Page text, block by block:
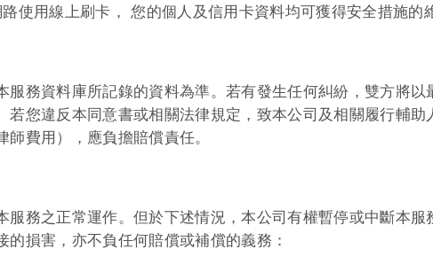
使用線上刷卡， 您的個人及信用卡資料均可獲得安全措施的
務資料庫所記錄的資料為準。若有發生任何糾紛，雙方將以
您違反本同意書或相關法律規定，致本公司及相關履行輔助
費用），應負擔賠償責任。
務之正常運作。但於下述情況，本公司有權暫停或中斷本服
損害，亦不負任何賠償或補償的義務：